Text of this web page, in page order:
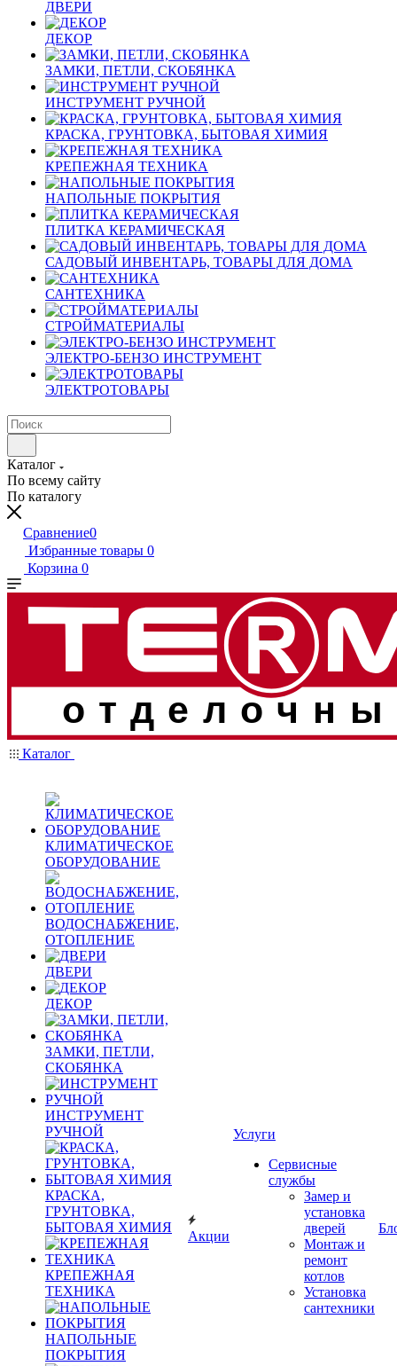
ДВЕРИ
ДЕКОР
ЗАМКИ, ПЕТЛИ, СКОБЯНКА
ИНСТРУМЕНТ РУЧНОЙ
КРАСКА, ГРУНТОВКА, БЫТОВАЯ ХИМИЯ
КРЕПЕЖНАЯ ТЕХНИКА
НАПОЛЬНЫЕ ПОКРЫТИЯ
ПЛИТКА КЕРАМИЧЕСКАЯ
САДОВЫЙ ИНВЕНТАРЬ, ТОВАРЫ ДЛЯ ДОМА
САНТЕХНИКА
СТРОЙМАТЕРИАЛЫ
ЭЛЕКТРО-БЕНЗО ИНСТРУМЕНТ
ЭЛЕКТРОТОВАРЫ
Каталог
По всему сайту
По каталогу
Сравнение0
Избранные товары 0
Корзина 0
Каталог
КЛИМАТИЧЕСКОЕ
ОБОРУДОВАНИЕ
ВОДОСНАБЖЕНИЕ,
ОТОПЛЕНИЕ
ДВЕРИ
ДЕКОР
ЗАМКИ, ПЕТЛИ,
СКОБЯНКА
ИНСТРУМЕНТ
РУЧНОЙ
КРАСКА,
ГРУНТОВКА,
БЫТОВАЯ ХИМИЯ
КРЕПЕЖНАЯ
ТЕХНИКА
НАПОЛЬНЫЕ
ПОКРЫТИЯ
Акции
Услуги
Сервисные
службы
Замер и
установка
дверей
Монтаж и
ремонт
котлов
Установка
сантехники